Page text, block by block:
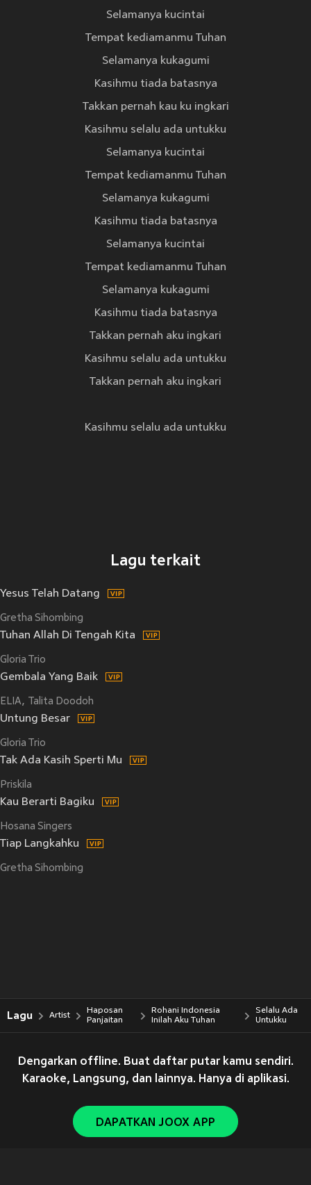
Selamanya kucintai
Tempat kediamanmu Tuhan
Selamanya kukagumi
Kasihmu tiada batasnya
Takkan pernah kau ku ingkari
Kasihmu selalu ada untukku
Selamanya kucintai
Tempat kediamanmu Tuhan
Selamanya kukagumi
Kasihmu tiada batasnya
Selamanya kucintai
Tempat kediamanmu Tuhan
Selamanya kukagumi
Kasihmu tiada batasnya
Takkan pernah aku ingkari
Kasihmu selalu ada untukku
Takkan pernah aku ingkari
Kasihmu selalu ada untukku
Lagu terkait
Yesus Telah Datang
Gretha Sihombing
Tuhan Allah Di Tengah Kita
Gloria Trio
Gembala Yang Baik
ELIA Talita Doodoh
Untung Besar
Gloria Trio
Tak Ada Kasih Sperti Mu
Priskila
Kau Berarti Bagiku
Hosana Singers
Tiap Langkahku
Gretha Sihombing
Lagu Artist
Haposan
Panjaitan
Rohani Indonesia
Inilah Aku Tuhan
Selalu Ada
Untukku
Dengarkan offline. Buat daftar putar kamu sendiri.
Karaoke, Langsung, dan lainnya. Hanya di aplikasi.
DAPATKAN JOOX APP